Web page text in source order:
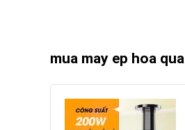
mua may ep hoa qua